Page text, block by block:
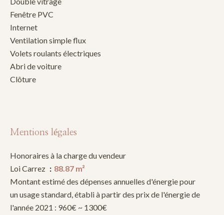
Fenêtre PVC
Internet
Ventilation simple flux
Volets roulants électriques
Abri de voiture
Clôture
Mentions légales
Honoraires à la charge du vendeur
Loi Carrez
88.87 m²
Montant estimé des dépenses annuelles d'énergie pour
un usage standard, établi à partir des prix de l'énergie de
l'année 2021 : 960€ ~ 1300€